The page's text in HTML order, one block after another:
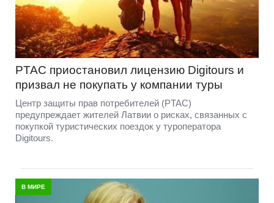
PTAC приостановил лицензию Digitours и
призвал не покупать у компании туры
Центр защиты прав потребителей (PTAC)
предупреждает жителей Латвии о рисках, связанных с
покупкой туристических поездок у туроператора
Digitours.
В МИРЕ